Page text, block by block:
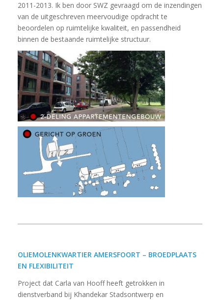
2011-2013. Ik ben door SWZ gevraagd om de inzendingen
van de uitgeschreven meervoudige opdracht te
beoordelen op ruimtelijke kwaliteit, en passendheid
binnen de bestaande ruimtelijke structuur.
OLIEMOLENKWARTIER AMERSFOORT – BROEDPLAATS
EN FLEXIBILITEIT
Project dat Carla van Hooff heeft getrokken in
dienstverband bij Khandekar Stadsontwerp en